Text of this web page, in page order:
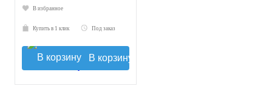
В избранное
Купить в 1 клик Под заказ
В корзину